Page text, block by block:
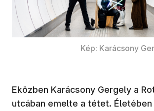
Kép: Karácsony
Eközben Karácsony Gergely a
utcában emelte a tétet.